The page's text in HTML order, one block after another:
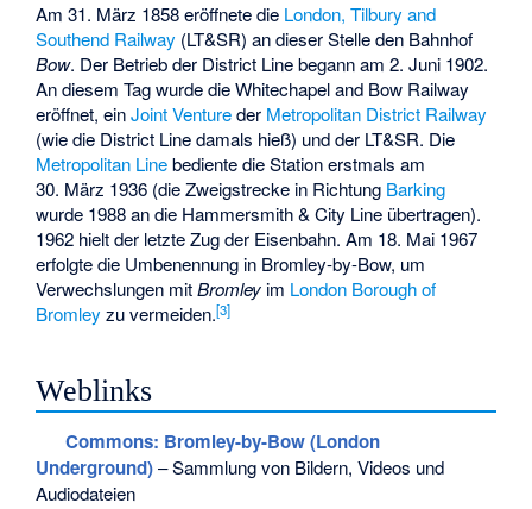
Am 31. März 1858 eröffnete die London, Tilbury and
Southend Railway (LT&SR) an dieser Stelle den Bahnhof
Bow. Der Betrieb der District Line begann am 2. Juni 1902.
An diesem Tag wurde dieWhitechapel and Bow Railway
eröffnet, einJoint Ventureder Metropolitan District Railway
(wie die District Line damals hieß) und der LT&SR. Die
Metropolitan Linebediente die Station erstmals am
30. März 1936 (die Zweigstrecke in Richtung Barking
wurde 1988 an die Hammersmith & City Line übertragen).
1962 hielt der letzte Zug der Eisenbahn. Am 18. Mai 1967
erfolgte die Umbenennung in Bromley-by-Bow, um
Verwechslungen mitBromley im London Borough of
Bromley zu vermeiden.[3]
Weblinks
Commons: Bromley-by-Bow (London
Underground)– Sammlung von Bildern, Videos und
Audiodateien